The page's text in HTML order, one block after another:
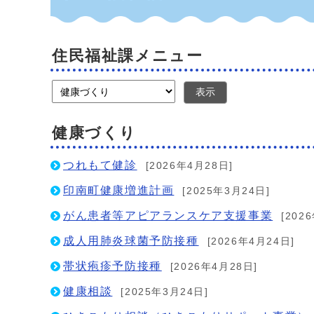
住民福祉課メニュー
表示
健康づくり
つれもて健診 [2026年4月28日]
印南町健康増進計画 [2025年3月24日]
がん患者等アピアランスケア支援事業 [2026
成人用肺炎球菌予防接種 [2026年4月24日]
帯状疱疹予防接種 [2026年4月28日]
健康相談 [2025年3月24日]